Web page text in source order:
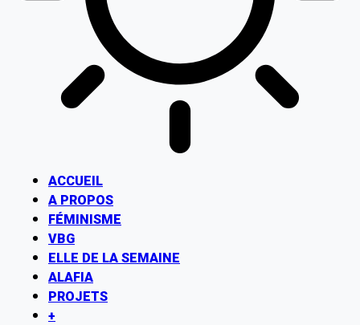
ACCUEIL
A PROPOS
FÉMINISME
VBG
ELLE DE LA SEMAINE
ALAFIA
PROJETS
+